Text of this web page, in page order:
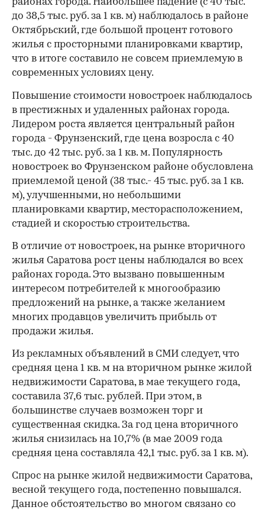
районах города. Наибольшее падение (с 40 тыс.
до 38,5 тыс. руб. за 1 кв. м) наблюдалось в районе
Октябрьский, где большой процент готового
жилья с просторными планировками квартир,
что в итоге составило не совсем приемлемую в
современных условиях цену.
00:00 / 00:00
Повышение стоимости новостроек наблюдалось
в престижных и удаленных районах города.
Лидером роста является центральный район
города - Фрунзенский, где цена возросла с 40
тыс. до 42 тыс. руб. за 1 кв. м. Популярность
новостроек во Фрунзенском районе обусловлена
приемлемой ценой (38 тыс.- 45 тыс. руб. за 1 кв.
м), улучшенными, но небольшими
планировками квартир, месторасположением,
стадией и скоростью строительства.
В отличие от новостроек, на рынке вторичного
жилья Саратова рост цены наблюдался во всех
районах города. Это вызвано повышенным
интересом потребителей к многообразию
предложений на рынке, а также желанием
многих продавцов увеличить прибыль от
продажи жилья.
Из рекламных объявлений в СМИ следует, что
средняя цена 1 кв. м на вторичном рынке жилой
недвижимости Саратова, в мае текущего года,
составила 37,6 тыс. рублей. При этом, в
большинстве случаев возможен торг и
существенная скидка. За год цена вторичного
жилья снизилась на 10,7% (в мае 2009 года
средняя цена составляла 42,1 тыс. руб. за 1 кв. м).
Спрос на рынке жилой недвижимости Саратова,
весной текущего года, постепенно повышался.
Данное обстоятельство во многом связано со